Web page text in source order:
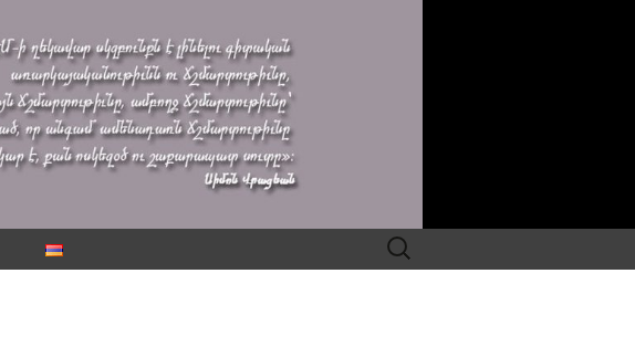
Search
for: